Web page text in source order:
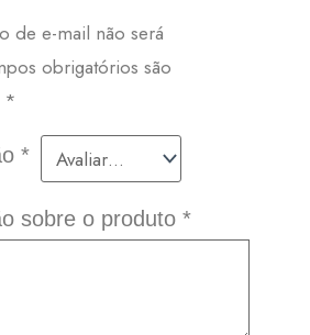
de e-mail não será
obrigatórios são
*
*
sobre o produto *